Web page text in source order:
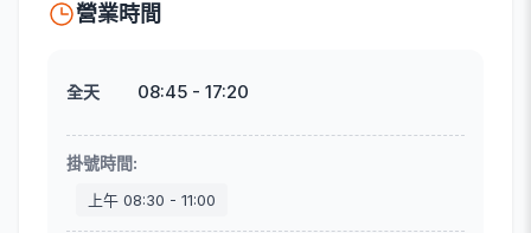
營業時間
全天 08:45 - 17:20
掛號時間:
上午 08:30 - 11:00